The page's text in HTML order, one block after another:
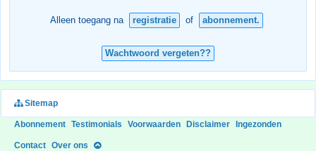
Alleen toegang na registratie of abonnement.
Wachtwoord vergeten??
Sitemap
Abonnement Testimonials Voorwaarden Disclaimer Ingezonden
Contact Over ons